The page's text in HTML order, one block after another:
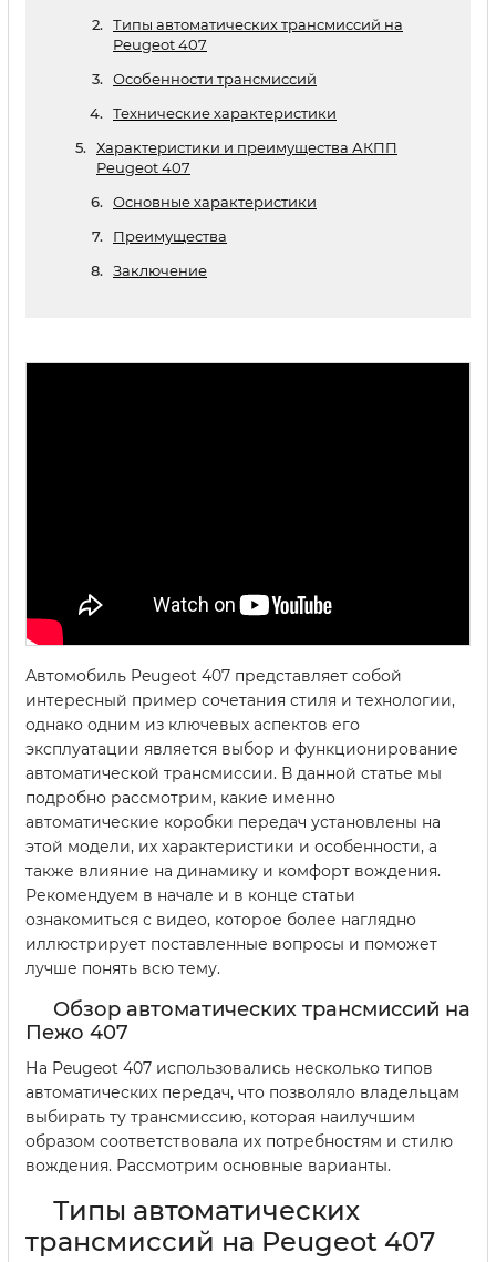
Типы автоматических трансмиссий на
Peugeot 407
Особенности трансмиссий
Технические характеристики
Характеристики и преимущества АКПП
Peugeot 407
Основные характеристики
Преимущества
Заключение
Автомобиль Peugeot 407 представляет собой
интересный пример сочетания стиля и технологии,
однако одним из ключевых аспектов его
эксплуатации является выбор и функционирование
автоматической трансмиссии. В данной статье мы
подробно рассмотрим, какие именно
автоматические коробки передач установлены на
этой модели, их характеристики и особенности, а
также влияние на динамику и комфорт вождения.
Рекомендуем в начале и в конце статьи
ознакомиться с видео, которое более наглядно
иллюстрирует поставленные вопросы и поможет
лучше понять всю тему.
Обзор автоматических трансмиссий на
Пежо 407
На Peugeot 407 использовались несколько типов
автоматических передач, что позволяло владельцам
выбирать ту трансмиссию, которая наилучшим
образом соответствовала их потребностям и стилю
вождения. Рассмотрим основные варианты.
Типы автоматических
трансмиссий на Peugeot 407